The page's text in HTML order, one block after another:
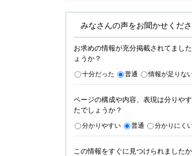
みなさんの声をお聞かせくだ
お求めの情報が充分掲載されてまし
ょうか？
十分だった 普通 情報が足りな
ページの構成や内容、表現は分りや
たでしょうか？
分かりやすい 普通 分かりにく
この情報をすぐに見つけられましたか